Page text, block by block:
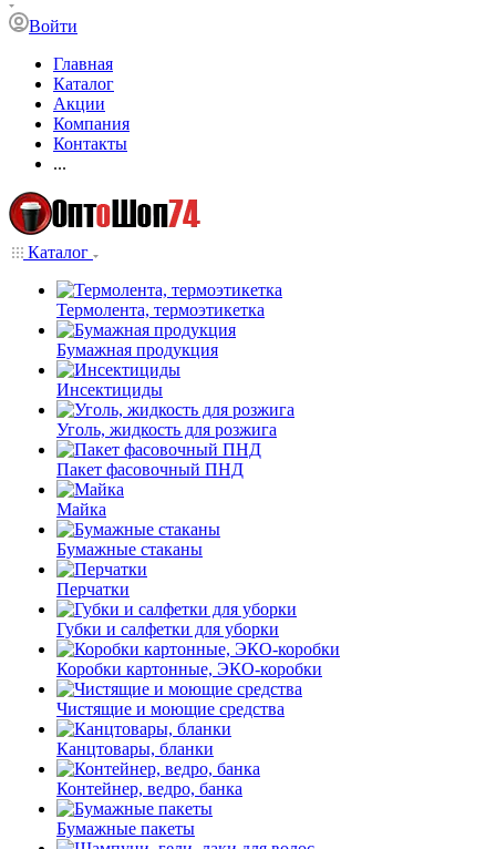
Войти
Главная
Каталог
Акции
Компания
Контакты
...
Каталог
Термолента, термоэтикетка
Бумажная продукция
Инсектициды
Уголь, жидкость для розжига
Пакет фасовочный ПНД
Майка
Бумажные стаканы
Перчатки
Губки и салфетки для уборки
Коробки картонные, ЭКО-коробки
Чистящие и моющие средства
Канцтовары, бланки
Контейнер, ведро, банка
Бумажные пакеты